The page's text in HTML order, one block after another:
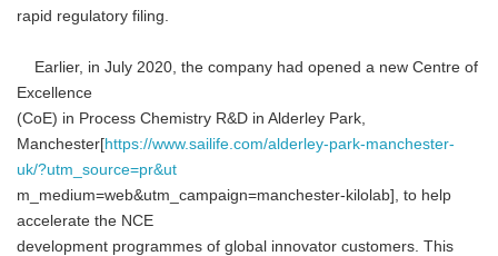
rapid regulatory filing.
Earlier, in July 2020, the company had opened a new Centre of
Excellence
(CoE) in Process Chemistry R&D in Alderley Park,
Manchester[https://www.sailife.com/alderley-park-manchester-
uk/?utm_source=pr&ut
m_medium=web&utm_campaign=manchester-kilolab], to help
accelerate the NCE
development programmes of global innovator customers. This